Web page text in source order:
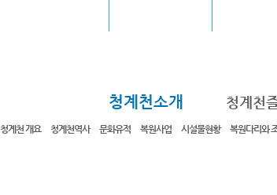
청계천소개
청계천 개요 청계천역사 문화유적 복원사업 시설물현황 복원다리와
청계천